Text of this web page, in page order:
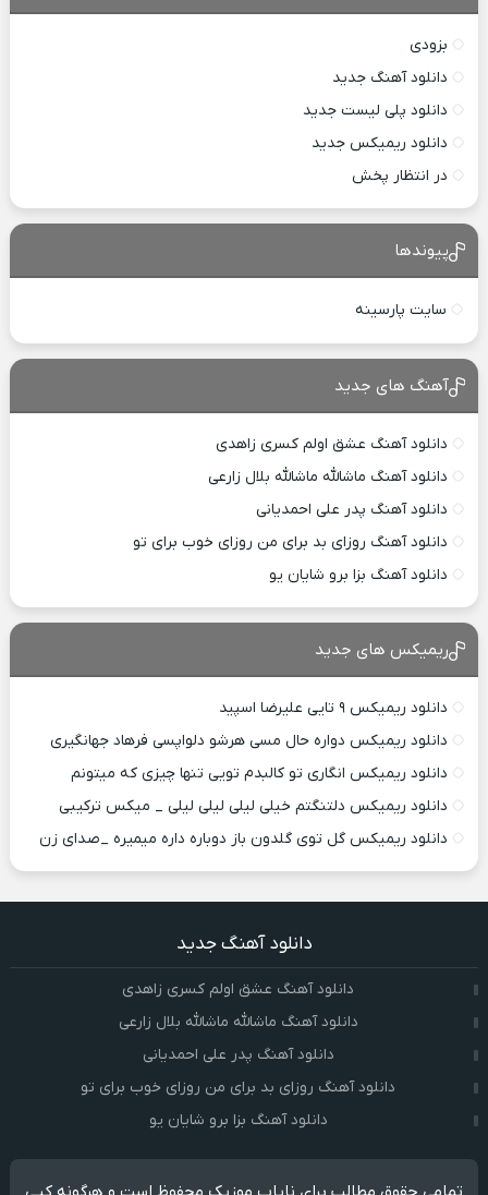
بزودی
دانلود آهنگ جدید
دانلود پلی لیست جدید
دانلود ریمیکس جدید
در انتظار پخش
پیوندها
سایت پارسینه
آهنگ های جدید
دانلود آهنگ عشق اولم کسری زاهدی
دانلود آهنگ ماشالله ماشالله بلال زارعی
دانلود آهنگ پدر علی احمدیانی
دانلود آهنگ روزای بد برای من روزای خوب برای تو
دانلود آهنگ بزا برو شایان یو
ریمیکس های جدید
دانلود ریمیکس ۹ تایی علیرضا اسپید
دانلود ریمیکس دواره حال مسی هرشو دلواپسی فرهاد جهانگیری
دانلود ریمیکس انگاری تو کالبدم تویی تنها چیزی که میتونم
دانلود ریمیکس دلتنگتم خیلی لیلی لیلی لیلی _ میکس ترکیبی
دانلود ریمیکس گل توی گلدون باز دوباره داره میمیره _صدای زن
دانلود آهنگ جدید
دانلود آهنگ عشق اولم کسری زاهدی
دانلود آهنگ ماشالله ماشالله بلال زارعی
دانلود آهنگ پدر علی احمدیانی
دانلود آهنگ روزای بد برای من روزای خوب برای تو
دانلود آهنگ بزا برو شایان یو